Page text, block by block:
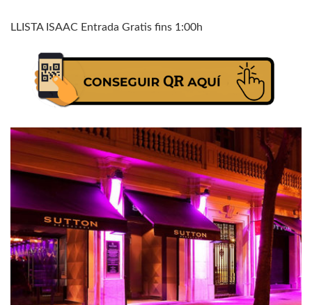
LLISTA ISAAC Entrada Gratis fins 1:00h